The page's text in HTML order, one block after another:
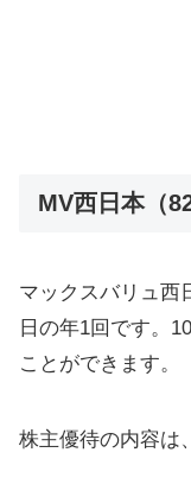
MV西日本（
マックスバリュ西
日の年1回です。
ことができます。
株主優待の内容は